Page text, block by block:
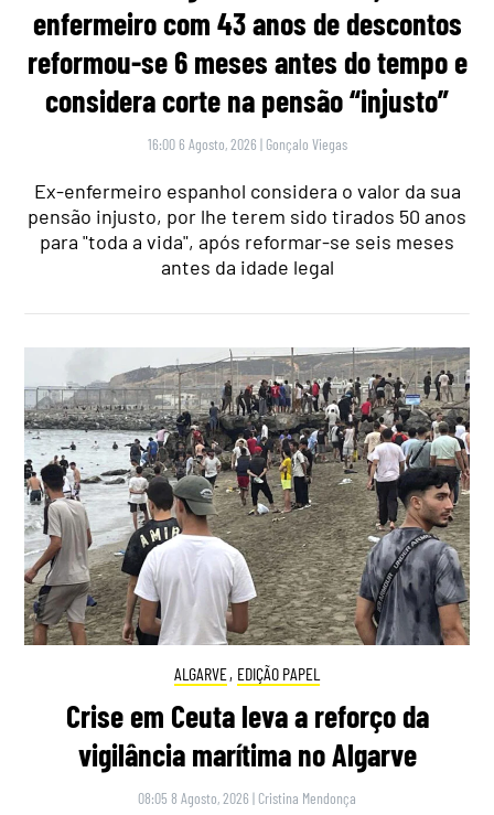
enfermeiro com 43 anos de descontos
reformou-se 6 meses antes do tempo e
considera corte na pensão “injusto”
16:00 6 Agosto, 2026 | Gonçalo Viegas
Ex-enfermeiro espanhol considera o valor da sua
pensão injusto, por lhe terem sido tirados 50 anos
para "toda a vida", após reformar-se seis meses
antes da idade legal
ALGARVE, EDIÇÃO PAPEL
Crise em Ceuta leva a reforço da
vigilância marítima no Algarve
08:05 8 Agosto, 2026 | Cristina Mendonça